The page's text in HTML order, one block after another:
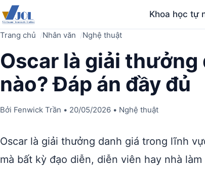
Khoa học tự
Trang chủ Nhân văn Nghệ thuật
Oscar là giải
nào? Đáp án đầy đủ
Bởi Fenwick Trần • 20/05/2026 • Nghệ thuật
Oscar là giải thưởng danh giá trong lĩnh
mà bất kỳ đạo diễn, diễn viên hay nhà